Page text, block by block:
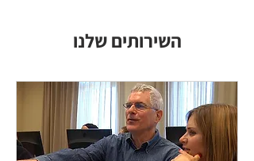
השירותים שלנו